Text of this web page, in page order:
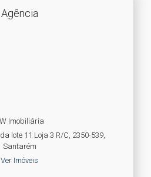
Agência
Imobiliária
lote 11 Loja 3 R/C, 2350-539,
Santarém
Ver Imóveis